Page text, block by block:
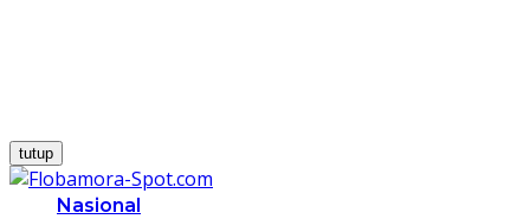
tutup
Nasional